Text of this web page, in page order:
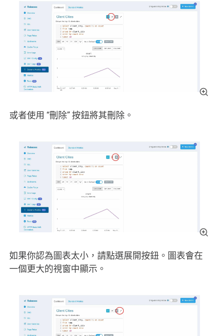
或者使用 “刪除” 按鈕將其刪除。
如果你認為圖表太小，請點選展開按鈕。圖表會在
一個更大的視窗中顯示。